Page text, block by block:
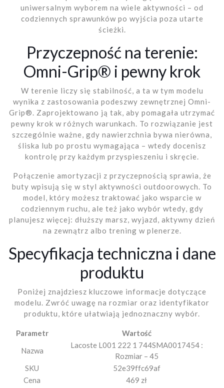
uniwersalnym wyborem na wiele aktywności – od
codziennych sprawunków po wyjścia poza utarte
ścieżki.
Przyczepność na terenie:
Omni-Grip® i pewny krok
W terenie liczy się stabilność, a ta w tym modelu
wynika z zastosowania podeszwy zewnętrznej Omni-
Grip®. Zaprojektowano ją tak, aby pomagała utrzymać
pewny krok w różnych warunkach. To rozwiązanie jest
szczególnie ważne, gdy nawierzchnia bywa nierówna,
śliska lub po prostu wymagająca – wtedy docenisz
kontrolę przy każdym przyspieszeniu i skręcie.
Połączenie amortyzacji z przyczepnością sprawia, że
buty wpisują się w styl aktywności outdoorowych. To
model, który możesz traktować jako wsparcie w
codziennym ruchu, ale też jako wybór wtedy, gdy
planujesz więcej: dłuższy marsz, wyjazd, aktywny dzień
na zewnątrz albo trening w plenerze.
Specyfikacja techniczna i dane
produktu
Poniżej znajdziesz kluczowe informacje dotyczące
modelu. Zwróć uwagę na rozmiar oraz identyfikator
produktu, które ułatwiają jednoznaczny wybór.
Parametr
Wartość
Nazwa
Lacoste L001 222 1 744SMA0017454 :
Rozmiar – 45
SKU
52e39ffc69af
Cena
469 zł